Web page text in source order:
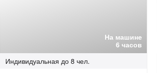
На машине
6 часов
Индивидуальная до 8 чел.